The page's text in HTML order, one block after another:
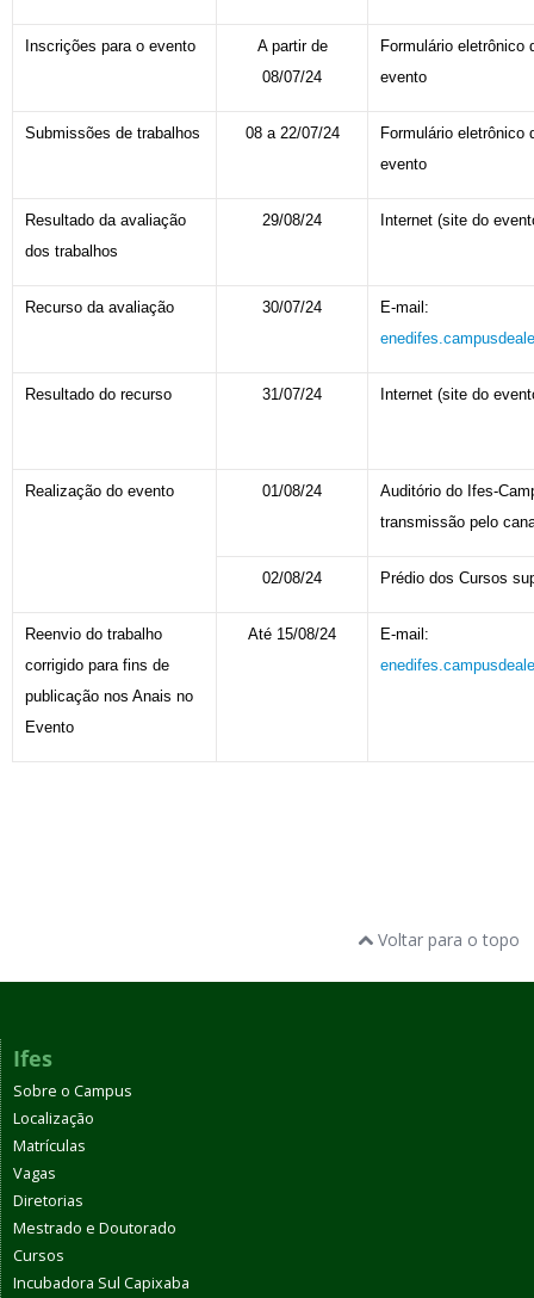
Inscrições para o evento
A partir de
08/07/24
Formulário eletrônico
evento
Submissões de trabalhos 08 a 22/07/24
Formulário eletrônico
evento
Resultado da avaliação
dos trabalhos
29/08/24 Internet (site do
Recurso da avaliação 30/07/24
E-mail:
Resultado do recurso 31/07/24 Internet (site do
Realização do evento 01/08/24
Auditório do Ifes-
transmissão pelo
02/08/24 Prédio dos Cursos
Reenvio do trabalho
corrigido para fins de
publicação nos Anais no
Evento
Até 15/08/24
E-mail:
Voltar para o topo
Ifes
Sobre o Campus
Localização
Matrículas
Vagas
Diretorias
Mestrado e Doutorado
Cursos
Incubadora Sul Capixaba